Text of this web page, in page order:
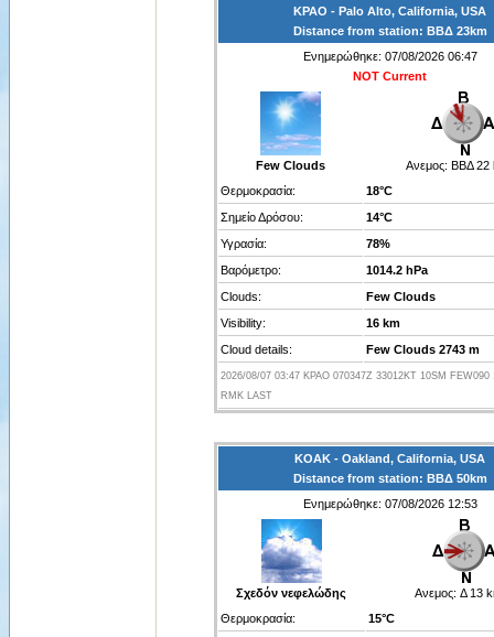
KPAO - Palo Alto, California, USA
Distance from station: ΒΒΔ 23km
Ενημερώθηκε: 07/08/2026 06:47
NOT Current
Few Clouds Ανεμος: ΒΒΔ 22
Θερμοκρασία:
18°C
Σημείο Δρόσου:
14°C
Υγρασία:
78%
Βαρόμετρο:
1014.2 hPa
Clouds:
Few Clouds
Visibility:
16 km
Cloud details:
Few Clouds 2743 m
2026/08/07 03:47 KPAO 070347Z 33012KT 10SM FEW090
RMK LAST
KOAK - Oakland, California, USA
Distance from station: ΒΒΔ 50km
Ενημερώθηκε: 07/08/2026 12:53
Σχεδόν νεφελώδης Ανεμος: Δ 13
Θερμοκρασία:
15°C